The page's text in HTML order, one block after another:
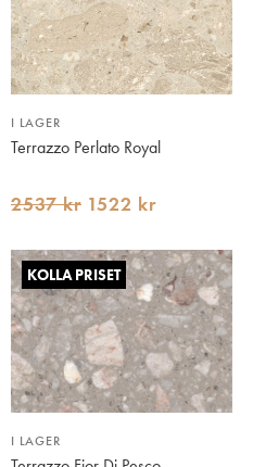
I LAGER
Terrazzo Perlato Royal
2537 kr 1522 kr
KOLLA PRISET
I LAGER